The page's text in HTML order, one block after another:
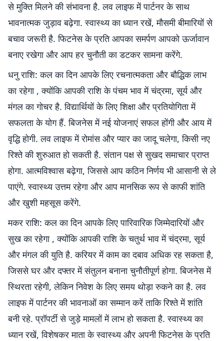
से मुक्ति मिलने की संभावना है. लव लाइफ में पार्टनर के साथ
भावनात्मक जुड़ाव बढ़ेगा. स्वास्थ्य का ध्यान रखें, मौसमी बीमारियों से
बचाव जरूरी है. फिटनेस के प्रति आपका समर्पण आपको ऊर्जावान
बनाए रखेगा और आप हर चुनौती का डटकर सामना करेंगे.
धनु राशि: कल का दिन आपके लिए रचनात्मकता और बौद्धिक लाभ
का रहेगा , क्योंकि आपकी राशि के पंचम भाव में चंद्रमा, सूर्य और
मंगल का गोचर है. विद्यार्थियों के लिए शिक्षा और प्रतियोगिता में
सफलता के योग हैं. बिजनेस में नई योजनाएं सफल होंगी और आय में
वृद्धि होगी. लव लाइफ में रोमांस और प्यार का जादू चलेगा, किसी नए
रिश्ते की शुरुआत हो सकती है. संतान पक्ष से सुखद समाचार प्राप्त
होगा. आत्मविश्वास बढ़ेगा, जिससे आप कठिन निर्णय भी आसानी से ले
पाएंगे. स्वास्थ्य उत्तम रहेगा और आप मानसिक रूप से काफी शांति
और खुशी महसूस करेंगे.
मकर राशि: कल का दिन आपके लिए पारिवारिक जिम्मेदारियों और
सुख का रहेगा , क्योंकि आपकी राशि के चतुर्थ भाव में चंद्रमा, सूर्य
और मंगल की युति है. करियर में काम का दबाव अधिक रह सकता है,
जिससे घर और दफ्तर में संतुलन बनाना चुनौतीपूर्ण होगा. बिजनेस में
स्थिरता रहेगी, लेकिन निवेश के लिए समय थोड़ा रुकने का है. लव
लाइफ में पार्टनर की भावनाओं का सम्मान करें ताकि रिश्ते में शांति
बनी रहे. प्रॉपर्टी से जुड़े मामलों में लाभ हो सकता है. स्वास्थ्य का
ध्यान रखें, विशेषकर माता के स्वास्थ्य और अपनी फिटनेस के प्रति